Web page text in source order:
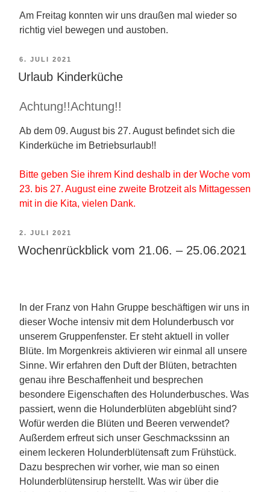
Am Freitag konnten wir uns draußen mal wieder so
richtig viel bewegen und austoben.
VERÖFFENTLICHT
AM
6. JULI 2021
Urlaub Kinderküche
Achtung!!Achtung!!
Ab dem 09. August bis 27. August befindet sich die
Kinderküche im Betriebsurlaub!!
Bitte geben Sie ihrem Kind deshalb in der Woche vom
23. bis 27. August eine zweite Brotzeit als Mittagessen
mit in die Kita, vielen Dank.
VERÖFFENTLICHT
AM
2. JULI 2021
Wochenrückblick vom 21.06. – 25.06.2021
In der Franz von Hahn Gruppe beschäftigen wir uns in
dieser Woche intensiv mit dem Holunderbusch vor
unserem Gruppenfenster. Er steht aktuell in voller
Blüte. Im Morgenkreis aktivieren wir einmal all unsere
Sinne. Wir erfahren den Duft der Blüten, betrachten
genau ihre Beschaffenheit und besprechen
besondere Eigenschaften des Holunderbusches. Was
passiert, wenn die Holunderblüten abgeblüht sind?
Wofür werden die Blüten und Beeren verwendet?
Außerdem erfreut sich unser Geschmackssinn an
einem leckeren Holunderblütensaft zum Frühstück.
Dazu besprechen wir vorher, wie man so einen
Holunderblütensirup herstellt. Was wir über die